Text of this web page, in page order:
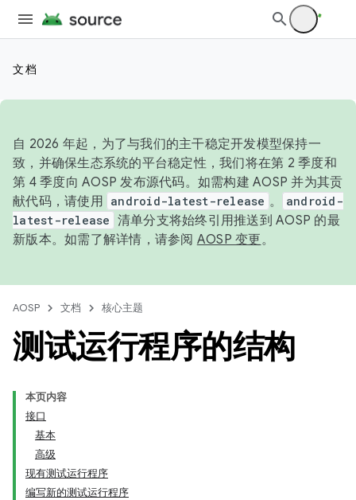
文档
自 2026 年起，为了与我们的主干稳定开发模型保持一
致，并确保生态系统的平台稳定性，我们将在第 2 季度和
第 4 季度向 AOSP 发布源代码。如需构建 AOSP 并为其贡
献代码，请使用 android-latest-release 。
android-
latest-release 清单分支将始终引用推送到 AOSP 的最
新版本。如需了解详情，请参阅 AOSP 变更。
AOSP 文档 核心主题
测试运行程序的结构
本页内容
接口
基本
高级
现有测试运行程序
编写新的测试运行程序